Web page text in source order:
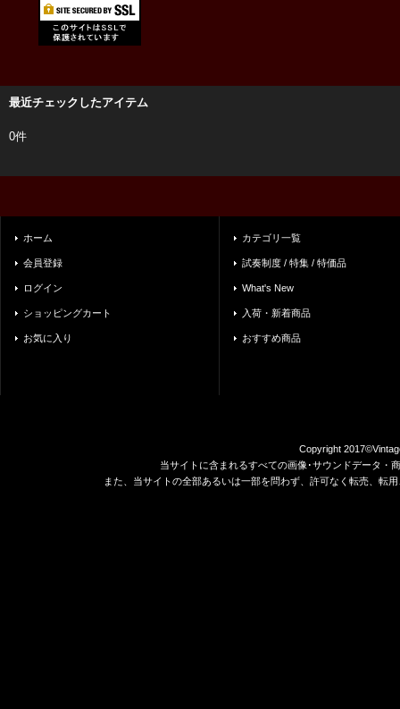
最近チェックしたアイテム
0件
ホーム
会員登録
ログイン
ショッピングカート
お気に入り
カテゴリ一覧
試奏制度 / 特集 / 特価品
What's New
入荷・新着商品
おすすめ商品
Copyright
当サイトに含まれるすべての画像･サウンドデータ・
また、当サイトの全部あるいは一部を問わず、許可なく転売、転